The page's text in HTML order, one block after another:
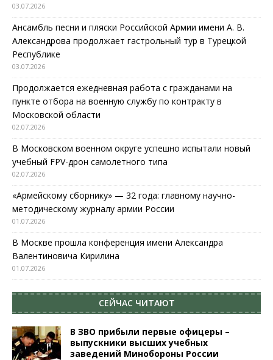
03.07.2026
Ансамбль песни и пляски Российской Армии имени А. В.
Александрова продолжает гастрольный тур в Турецкой
Республике
03.07.2026
Продолжается ежедневная работа с гражданами на
пункте отбора на военную службу по контракту в
Московской области
02.07.2026
В Московском военном округе успешно испытали новый
учебный FPV-дрон самолетного типа
02.07.2026
«Армейскому сборнику» — 32 года: главному научно-
методическому журналу армии России
01.07.2026
В Москве прошла конференция имени Александра
Валентиновича Кирилина
01.07.2026
СЕЙЧАС ЧИТАЮТ
В ЗВО прибыли первые офицеры –
выпускники высших учебных
заведений Минобороны России